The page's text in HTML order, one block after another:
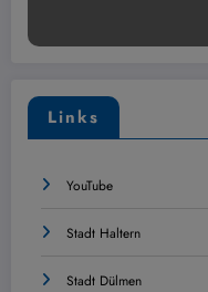
Links
YouTube
Stadt Haltern
Stadt Dülmen